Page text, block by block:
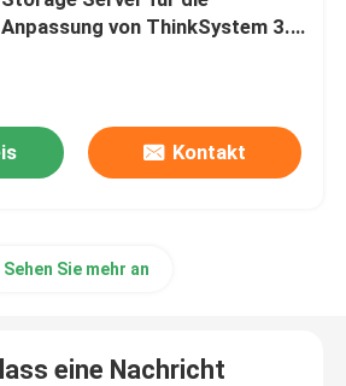
Anpassung von ThinkSystem 3.5
Kontakt
Sehen Sie mehr an
eine Nachricht